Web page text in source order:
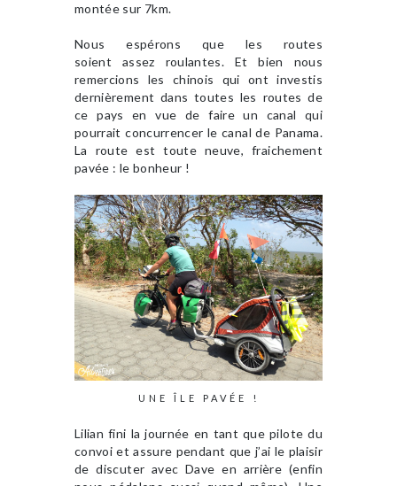
montée sur 7km.
Nous espérons que les routes
soient assez roulantes. Et bien nous
remercions les chinois qui ont investis
dernièrement dans toutes les routes de
ce pays en vue de faire un canal qui
pourrait concurrencer le canal de Panama.
La route est toute neuve, fraichement
pavée : le bonheur !
UNE ÎLE PAVÉE !
Lilian fini la journée en tant que pilote du
convoi et assure pendant que j’ai le plaisir
de discuter avec Dave en arrière (enfin